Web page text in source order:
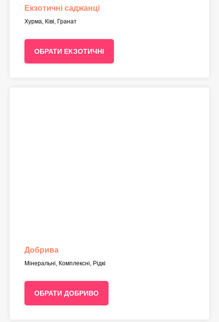
Екзотичні саджанці
Хурма, Ківі, Гранат
ОБРАТИ ЕКЗОТИЧНІ
Добрива
Мінеральні, Комплексні, Рідкі
ОБРАТИ ДОБРИВО